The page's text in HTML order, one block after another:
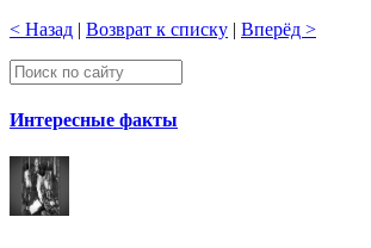
< Назад | Возврат к списку | Вперёд >
Интересные факты